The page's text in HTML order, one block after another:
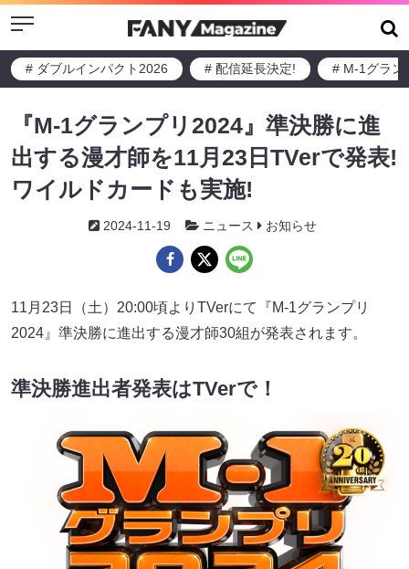
Menu
# ダブルインパクト2026 # 配信延長決定! # M-1グラン
『M-1グランプリ2024』準決勝に進
出する漫才師を11月23日TVerで発表!
ワイルドカードも実施!
2024-11-19 ニュース お知らせ
11月23日（土）20:00頃よりTVerにて『M-1グランプリ
2024』準決勝に進出する漫才師30組が発表されます。
準決勝進出者発表はTVerで！